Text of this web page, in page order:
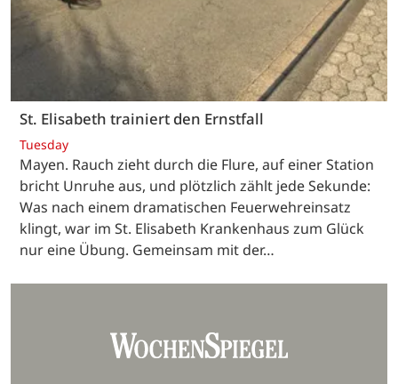
St. Elisabeth trainiert den Ernstfall
Tuesday
Mayen. Rauch zieht durch die Flure, auf einer Station
bricht Unruhe aus, und plötzlich zählt jede Sekunde:
Was nach einem dramatischen Feuerwehreinsatz
klingt, war im St. Elisabeth Krankenhaus zum Glück
nur eine Übung. Gemeinsam mit der…